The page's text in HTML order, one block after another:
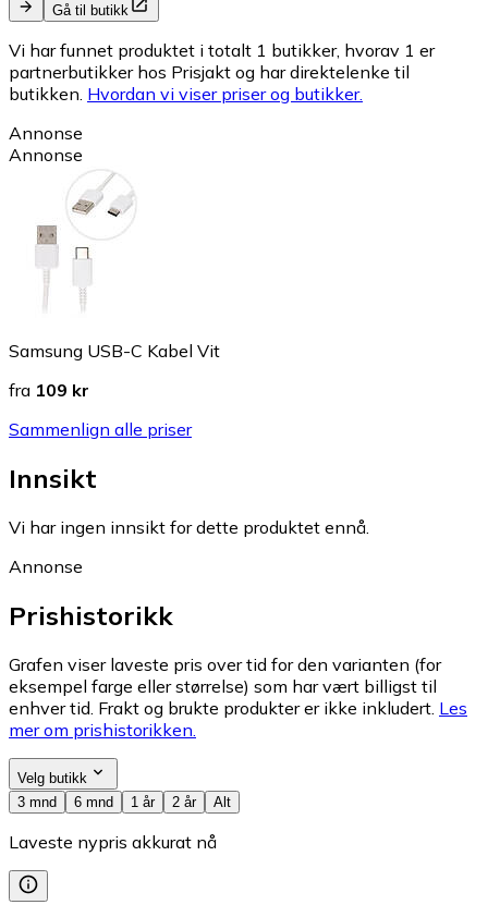
Gå til butikk
Vi har funnet produktet i totalt 1 butikker, hvorav 1 er
partnerbutikker hos Prisjakt og har direktelenke til
butikken. Hvordan vi viser priser og butikker.
Annonse
Annonse
Samsung USB-C Kabel Vit
fra 109 kr
Sammenlign alle priser
Innsikt
Vi har ingen innsikt for dette produktet ennå.
Annonse
Prishistorikk
Grafen viser laveste pris over tid for den varianten (for
eksempel farge eller størrelse) som har vært billigst til
enhver tid. Frakt og brukte produkter er ikke inkludert. Les
mer om prishistorikken.
Velg butikk
3 mnd
6 mnd 1 år 2 år Alt
Laveste nypris akkurat nå